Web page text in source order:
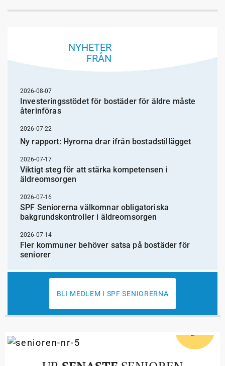
NYHETER
FRÅN
2026-08-07
Investeringsstödet för bostäder för äldre måste
återinföras
2026-07-22
Ny rapport: Hyrorna drar ifrån bostadstillägget
2026-07-17
Viktigt steg för att stärka kompetensen i
äldreomsorgen
2026-07-16
SPF Seniorerna välkomnar obligatoriska
bakgrundskontroller i äldreomsorgen
2026-07-14
Fler kommuner behöver satsa på bostäder för
seniorer
BLI MEDLEM I SPF SENIORERNA
5